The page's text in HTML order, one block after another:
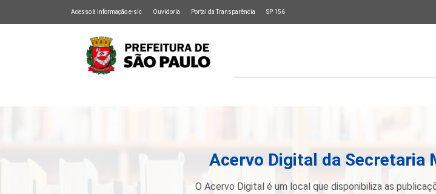
Acesso à informação e-sic Ouvidoria Portal da Transparência SP 156
Acervo Digital da Secretaria
O Acervo Digital é um local que disponibiliza as